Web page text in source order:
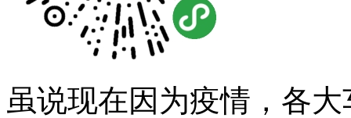
虽说现在因为疫情，各